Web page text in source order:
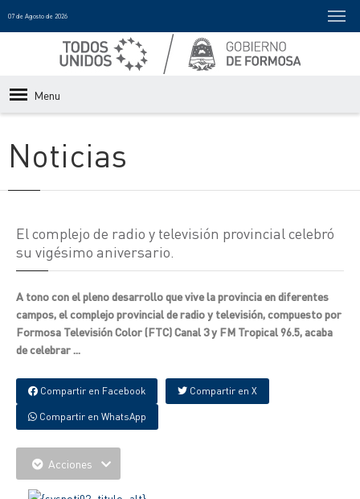
07 de Agosto de 2026
Menu
Noticias
El complejo de radio y televisión provincial celebró
su vigésimo aniversario.
A tono con el pleno desarrollo que vive la provincia en diferentes
campos, el complejo provincial de radio y televisión, compuesto por
Formosa Televisión Color (FTC) Canal 3 y FM Tropical 96.5, acaba
de celebrar ...
Compartir en Facebook Compartir en X
Compartir en WhatsApp
Acciones